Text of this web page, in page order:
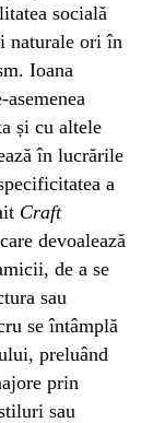
socială
naturale ori în
Ioana
și cu altele
în lucrările
a
Craft
devoalează
de a se
sau
se întâmplă
preluând
prin
sau